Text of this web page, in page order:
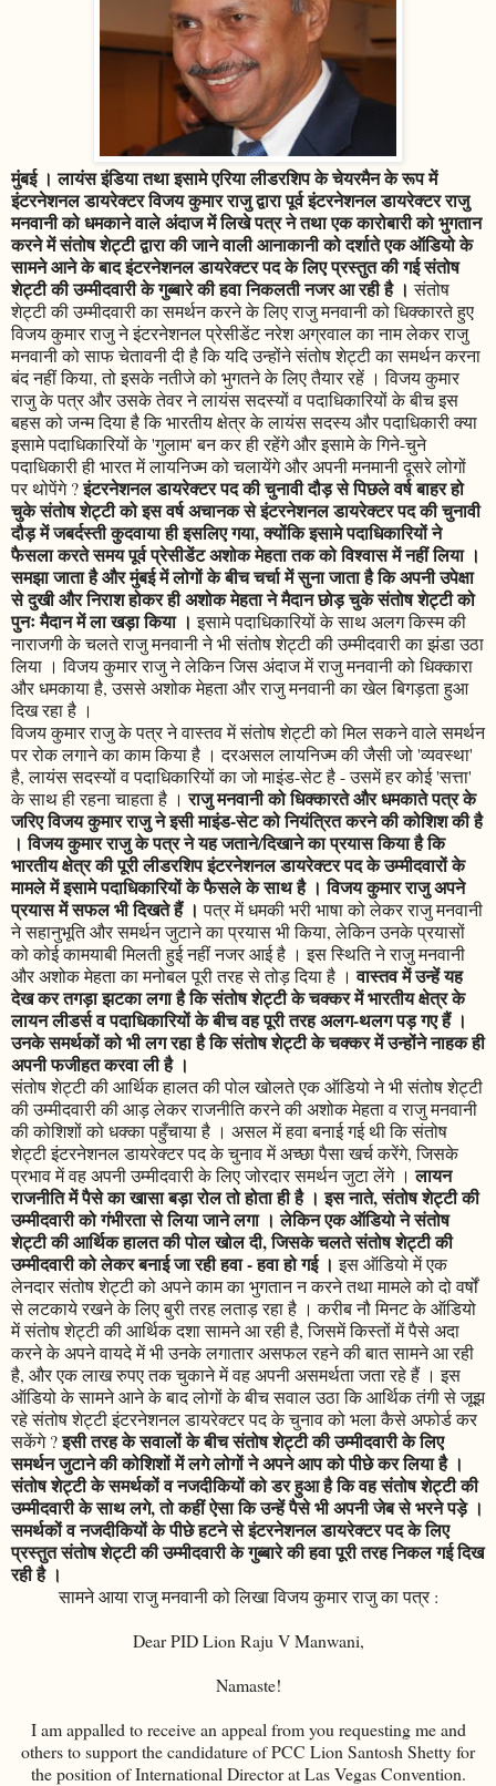
मुंबई । लायंस इंडिया तथा इसामे एरिया लीडरशिप के चेयरमैन के रूप में
इंटरनेशनल डायरेक्टर विजय कुमार राजु द्वारा पूर्व इंटरनेशनल डायरेक्टर राजु
मनवानी को धमकाने वाले अंदाज में लिखे पत्र ने तथा एक कारोबारी को भुगतान
करने में संतोष शेट्टी द्वारा की जाने वाली आनाकानी को दर्शाते एक ऑडियो के
सामने आने के बाद इंटरनेशनल डायरेक्टर पद के लिए प्रस्तुत की गई संतोष
शेट्टी की उम्मीदवारी के गुब्बारे की हवा निकलती नजर आ रही है ।संतोष
शेट्टी की उम्मीदवारी का समर्थन करने के लिए राजु मनवानी को धिक्कारते हुए
विजय कुमार राजु ने इंटरनेशनल प्रेसीडेंट नरेश अग्रवाल का नाम लेकर राजु
मनवानी को साफ चेतावनी दी है कि यदि उन्होंने संतोष शेट्टी का समर्थन करना
बंद नहीं किया, तो इसके नतीजे को भुगतने के लिए तैयार रहें । विजय कुमार
राजु के पत्र और उसके तेवर ने लायंस सदस्यों व पदाधिकारियों के बीच इस
बहस को जन्म दिया है कि भारतीय क्षेत्र के लायंस सदस्य और पदाधिकारी क्या
इसामे पदाधिकारियों के 'गुलाम' बन कर ही रहेंगे और इसामे के गिने-चुने
पदाधिकारी ही भारत में लायनिज्म को चलायेंगे और अपनी मनमानी दूसरे लोगों
पर थोपेंगे ?इंटरनेशनल डायरेक्टर पद की चुनावी दौड़ से पिछले वर्ष बाहर हो
चुके संतोष शेट्टी को इस वर्ष अचानक से इंटरनेशनल डायरेक्टर पद की चुनावी
दौड़ में जबर्दस्ती कुदवाया ही इसलिए गया, क्योंकि इसामे पदाधिकारियों ने
फैसला करते समय पूर्व प्रेसीडेंट अशोक मेहता तक को विश्वास में नहीं लिया ।
समझा जाता है और मुंबई में लोगों के बीच चर्चा में सुना जाता है कि अपनी उपेक्षा
से दुखी और निराश होकर ही अशोक मेहता ने मैदान छोड़ चुके संतोष शेट्टी को
पुनः मैदान में ला खड़ा किया । इसामे पदाधिकारियों के साथ अलग किस्म की
नाराजगी के चलते राजु मनवानी ने भी संतोष शेट्टी की उम्मीदवारी का झंडा उठा
लिया । विजय कुमार राजु ने लेकिन जिस अंदाज में राजु मनवानी को धिक्कारा
और धमकाया है, उससे अशोक मेहता और राजु मनवानी का खेल बिगड़ता हुआ
दिख रहा है ।
विजय कुमार राजु के पत्र ने वास्तव में संतोष शेट्टी को मिल सकने वाले समर्थन
पर रोक लगाने का काम किया है । दरअसल लायनिज्म की जैसी जो 'व्यवस्था'
है, लायंस सदस्यों व पदाधिकारियों का जो माइंड-सेट है - उसमें हर कोई 'सत्ता'
के साथ ही रहना चाहता है ।राजु मनवानी को धिक्कारते और धमकाते पत्र के
जरिए विजय कुमार राजु ने इसी माइंड-सेट को नियंत्रित करने की कोशिश की है
। विजय कुमार राजु के पत्र ने यह जताने/दिखाने का प्रयास किया है कि
भारतीय क्षेत्र की पूरी लीडरशिप इंटरनेशनल डायरेक्टर पद के उम्मीदवारों के
मामले में इसामे पदाधिकारियों के फैसले के साथ है । विजय कुमार राजु अपने
प्रयास में सफल भी दिखते हैं । पत्र में धमकी भरी भाषा को लेकर राजु मनवानी
ने सहानुभूति और समर्थन जुटाने का प्रयास भी किया, लेकिन उनके प्रयासों
को कोई कामयाबी मिलती हुई नहीं नजर आई है । इस स्थिति ने राजु मनवानी
और अशोक मेहता का मनोबल पूरी तरह से तोड़ दिया है ।वास्तव में उन्हें यह
देख कर तगड़ा झटका लगा है कि संतोष शेट्टी के चक्कर में भारतीय क्षेत्र के
लायन लीडर्स व पदाधिकारियों के बीच वह पूरी तरह अलग-थलग पड़ गए हैं ।
उनके समर्थकों को भी लग रहा है कि संतोष शेट्टी के चक्कर में उन्होंने नाहक ही
अपनी फजीहत करवा ली है ।
संतोष शेट्टी की आर्थिक हालत की पोल खोलते एक ऑडियो ने भी संतोष शेट्टी
की उम्मीदवारी की आड़ लेकर राजनीति करने की अशोक मेहता व राजु मनवानी
की कोशिशों को धक्का पहुँचाया है । असल में हवा बनाई गई थी कि संतोष
शेट्टी इंटरनेशनल डायरेक्टर पद के चुनाव में अच्छा पैसा खर्च करेंगे, जिसके
प्रभाव में वह अपनी उम्मीदवारी के लिए जोरदार समर्थन जुटा लेंगे ।लायन
राजनीति में पैसे का खासा बड़ा रोल तो होता ही है । इस नाते, संतोष शेट्टी की
उम्मीदवारी को गंभीरता से लिया जाने लगा । लेकिन एक ऑडियो ने संतोष
शेट्टी की आर्थिक हालत की पोल खोल दी, जिसके चलते संतोष शेट्टी की
उम्मीदवारी को लेकर बनाई जा रही हवा - हवा हो गई । इस ऑडियो में एक
लेनदार संतोष शेट्टी को अपने काम का भुगतान न करने तथा मामले को दो वर्षों
से लटकाये रखने के लिए बुरी तरह लताड़ रहा है । करीब नौ मिनट के ऑडियो
में संतोष शेट्टी की आर्थिक दशा सामने आ रही है, जिसमें किस्तों में पैसे अदा
करने के अपने वायदे में भी उनके लगातार असफल रहने की बात सामने आ रही
है, और एक लाख रुपए तक चुकाने में वह अपनी असमर्थता जता रहे हैं । इस
ऑडियो के सामने आने के बाद लोगों के बीच सवाल उठा कि आर्थिक तंगी से जूझ
रहे संतोष शेट्टी इंटरनेशनल डायरेक्टर पद के चुनाव को भला कैसे अफोर्ड कर
सकेंगे ?इसी तरह के सवालों के बीच संतोष शेट्टी की उम्मीदवारी के लिए
समर्थन जुटाने की कोशिशों में लगे लोगों ने अपने आप को पीछे कर लिया है ।
संतोष शेट्टी के समर्थकों व नजदीकियों को डर हुआ है कि वह संतोष शेट्टी की
उम्मीदवारी के साथ लगे, तो कहीं ऐसा कि उन्हें पैसे भी अपनी जेब से भरने पड़े ।
समर्थकों व नजदीकियों के पीछे हटने से इंटरनेशनल डायरेक्टर पद के लिए
प्रस्तुत संतोष शेट्टी की उम्मीदवारी के गुब्बारे की हवा पूरी तरह निकल गई दिख
रही है ।
सामने आया राजु मनवानी को लिखा विजय कुमार राजु का पत्र :
Dear PID Lion Raju V Manwani,
Namaste!
I am appalled to receive an appeal from you requesting me and
others to support the candidature of PCC Lion Santosh Shetty for
the position of International Director at Las Vegas Convention.